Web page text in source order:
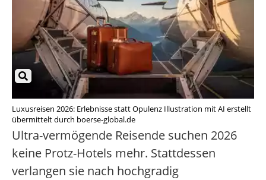
Luxusreisen 2026: Erlebnisse statt Opulenz Illustration mit AI erstellt
übermittelt durch boerse-global.de
Ultra-vermögende Reisende suchen 2026
keine Protz-Hotels mehr. Stattdessen
verlangen sie nach hochgradig